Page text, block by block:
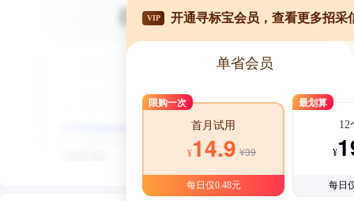
VIP 开通寻标宝会员，查看更多招采
单省会员
限购一次
首月试用
¥14.9 ¥39
每日仅0.48元
最划算
12
¥
每日